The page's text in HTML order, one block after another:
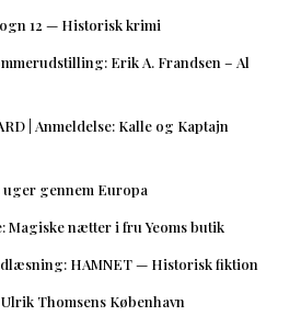
12 — Historisk krimi
Erik A. Frandsen – Al
| Anmeldelse: Kalle og Kaptajn
uger gennem Europa
Magiske nætter i fru Yeoms butik
HAMNET — Historisk fiktion
Thomsens København